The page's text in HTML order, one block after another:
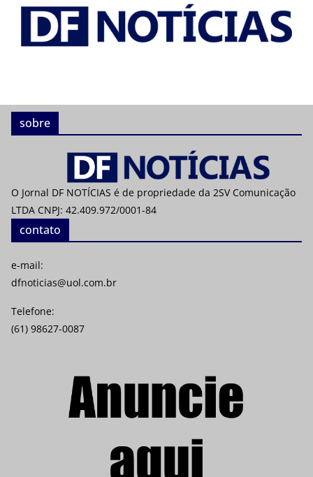
sobre
O Jornal DF NOTÍCIAS é de propriedade da 2SV Comunicação
LTDA CNPJ: 42.409.972/0001-84
contato
e-mail:
dfnoticias@uol.com.br
Telefone:
(61) 98627-0087